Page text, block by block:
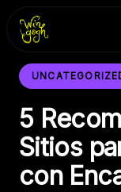
Inicio
Blog
Contacto
5
Sitios
con